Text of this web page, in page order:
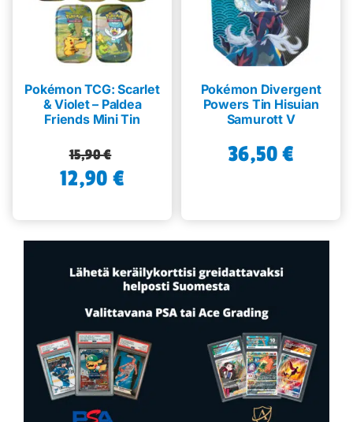
Pokémon TCG: Scarlet
& Violet – Paldea
Friends Mini Tin
15,90€
Alkuperäinen
hinta
15,90 €.
12,90 €
Nykyinen
hinta
12,90 €.
Pokémon Divergent
Powers Tin Hisuian
Samurott V
36,50€